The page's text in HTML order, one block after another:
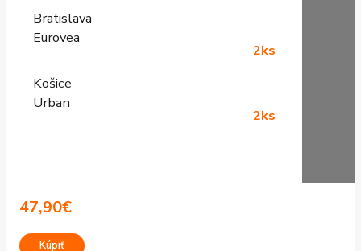
Bratislava
Eurovea
2ks
Košice
Urban
2ks
47,90€
Kúpiť